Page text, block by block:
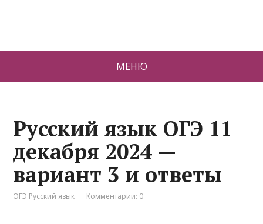
МЕНЮ
Русский язык ОГЭ 11
декабря 2024 —
вариант 3 и ответы
ОГЭ Русский язык Комментарии: 0